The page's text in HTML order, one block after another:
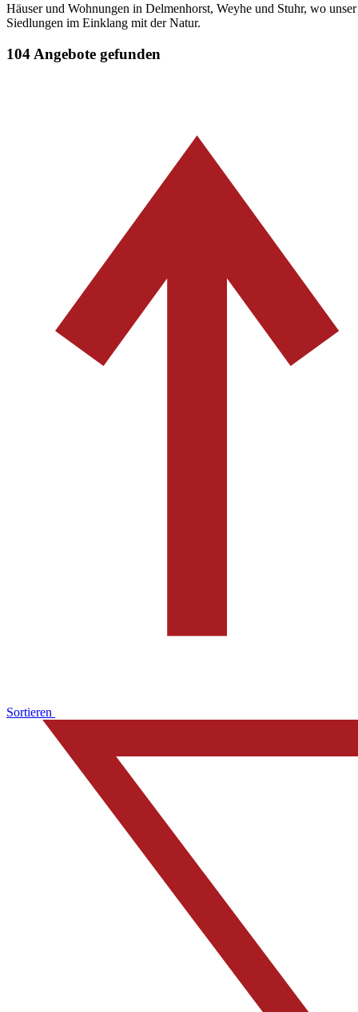
Häuser und Wohnungen in Delmenhorst, Weyhe und Stuhr, wo
Siedlungen im Einklang mit der Natur.
104 Angebote gefunden
Sortieren